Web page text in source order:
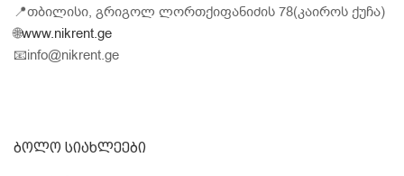
📍თბილისი, გრიგოლ ლორთქიფანიძის 78(კაიროს ქუჩა)
🌐www.nikrent.ge
📧info@nikrent.ge
ᲑᲝᲚᲝ ᲡᲘᲐᲮᲚᲔᲔᲑᲘ